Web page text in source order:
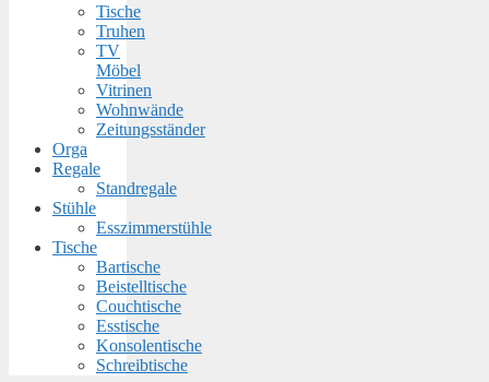
Tische
Truhen
TV
Möbel
Vitrinen
Wohnwände
Zeitungsständer
Orga
Regale
Standregale
Stühle
Esszimmerstühle
Tische
Bartische
Beistelltische
Couchtische
Esstische
Konsolentische
Schreibtische